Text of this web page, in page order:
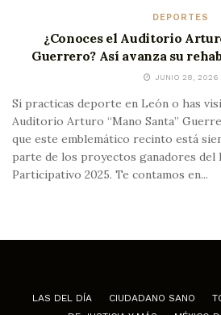
DEPORTES
¿Conoces el Auditorio
Guerrero? Así avanza su
JUNIO 28, 2026
Si practicas deporte en León o has
Auditorio Arturo “Mano Santa”
que este emblemático recinto está
parte de los proyectos ganadores del
Participativo 2025. Te contamos en...
LAS DEL DÍA CIUDADANO SANO